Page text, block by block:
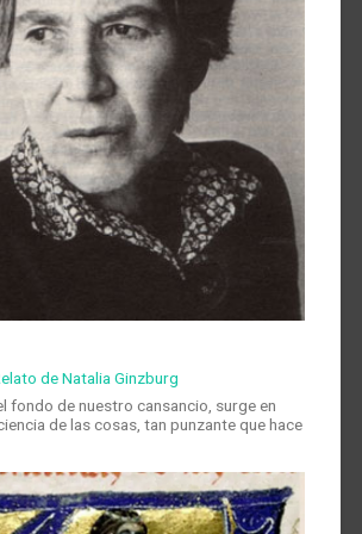
de Natalia Ginzburg
fondo de nuestro cansancio, surge en
de las cosas, tan punzante que hace